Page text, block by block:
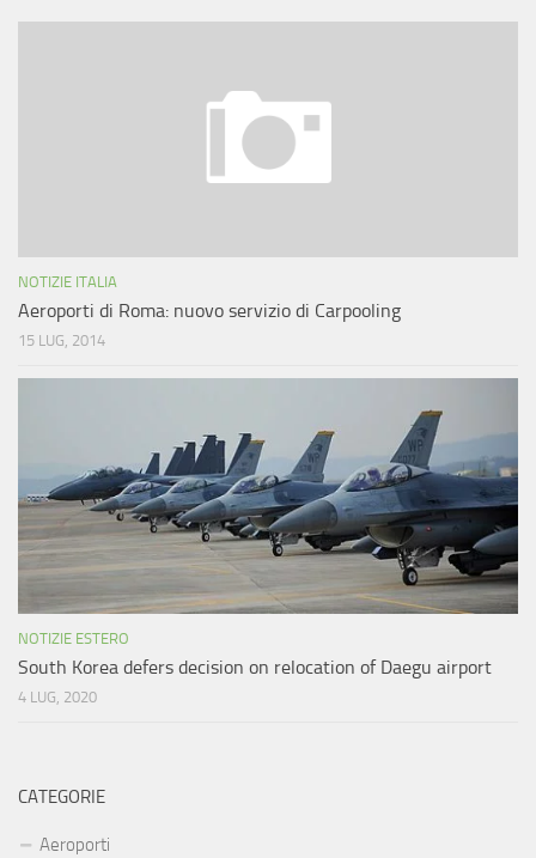
NOTIZIE ITALIA
Aeroporti di Roma: nuovo servizio di Carpooling
15 LUG, 2014
NOTIZIE ESTERO
South Korea defers decision on relocation of Daegu airport
4 LUG, 2020
CATEGORIE
Aeroporti